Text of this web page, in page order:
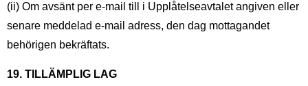
(ii) Om avsänt per e-mail till i Upplåtelseavtalet angiven eller
senare meddelad e-mail adress, den dag mottagandet
behörigen bekräftats.
19. TILLÄMPLIG LAG